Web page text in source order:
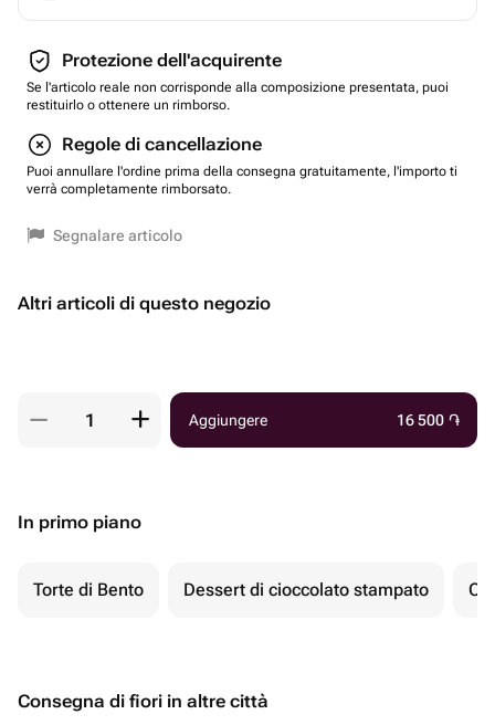
Protezione dell'acquirente
Se l'articolo reale non corrisponde alla composizione presentata, puoi
restituirlo o ottenere un rimborso.
Regole di cancellazione
Puoi annullare l'ordine prima della consegna gratuitamente, l'importo ti
verrà completamente rimborsato.
Segnalare articolo
Altri articoli di questo negozio
Aggiungere 16 500 ֏
In primo piano
Torte di Bento Dessert di cioccolato stampato
Consegna di fiori in altre città